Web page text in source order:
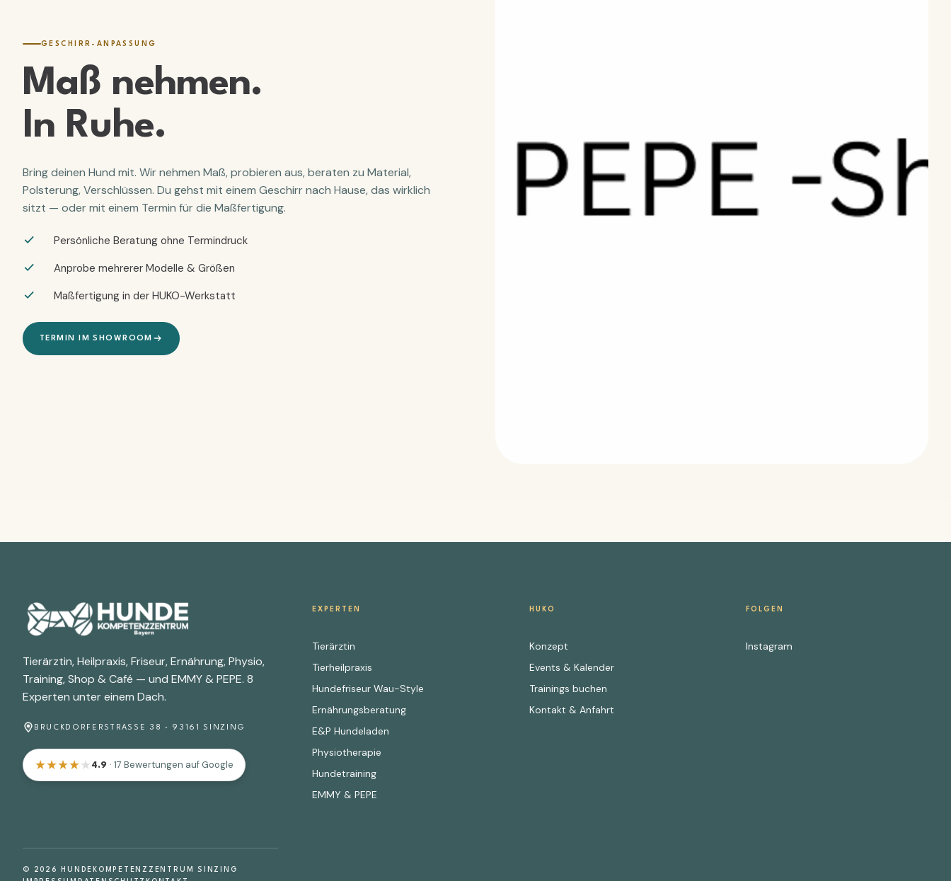
GESCHIRR-ANPASSUNG
Maß nehmen.
In Ruhe.
Bring deinen Hund mit. Wir nehmen Maß, probieren aus, beraten zu Material,
Polsterung, Verschlüssen. Du gehst mit einem Geschirr nach Hause, das wirklich
sitzt — oder mit einem Termin für die Maßfertigung.
Persönliche Beratung ohne Termindruck
Anprobe mehrerer Modelle & Größen
Maßfertigung in der HUKO-Werkstatt
TERMIN IM SHOWROOM
Tierärztin, Heilpraxis, Friseur, Ernährung, Physio,
Training, Shop & Café — und EMMY & PEPE. 8
Experten unter einem Dach.
BRUCKDORFERSTRASSE 38 · 93161 SINZING
★★★★★ 4.9 · 17 Bewertungen auf Google
EXPERTEN
Tierärztin
Tierheilpraxis
Hundefriseur Wau-Style
Ernährungsberatung
E&P Hundeladen
Physiotherapie
Hundetraining
EMMY & PEPE
HUKO
Konzept
Events & Kalender
Trainings buchen
Kontakt & Anfahrt
FOLGEN
Instagram
© 2026 HUNDEKOMPETENZZENTRUM SINZING